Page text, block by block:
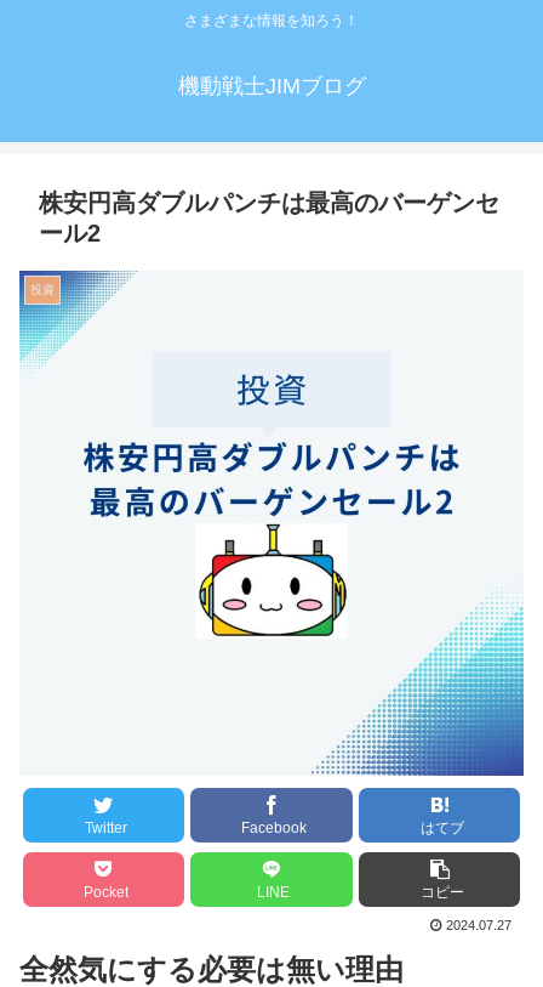
さまざまな情報を知ろう！
機動戦士JIMブログ
株安円高ダブルパンチは最高のバーゲンセ
ール2
投資
Twitter Facebook はてブ
Pocket LINE コピー
2024.07.27
全然気にする必要は無い理由